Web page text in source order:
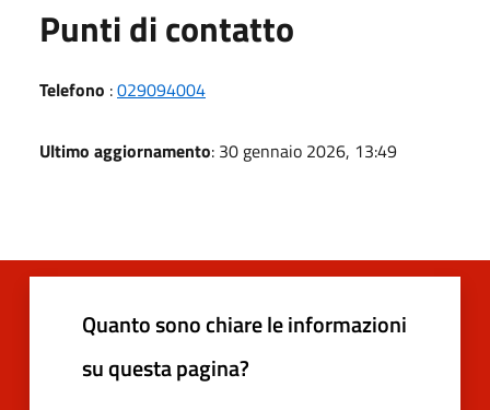
Punti di contatto
Telefono :029094004
Ultimo aggiornamento: 30 gennaio 2026, 13:49
Quanto sono chiare le informazioni
su questa pagina?